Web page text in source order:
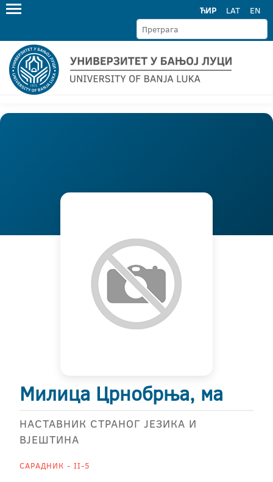
ЋИР LAT EN
Милица Црнобрња, ма
НАСТАВНИК СТРАНОГ ЈЕЗИКА И
ВЈЕШТИНА
САРАДНИК - II-5